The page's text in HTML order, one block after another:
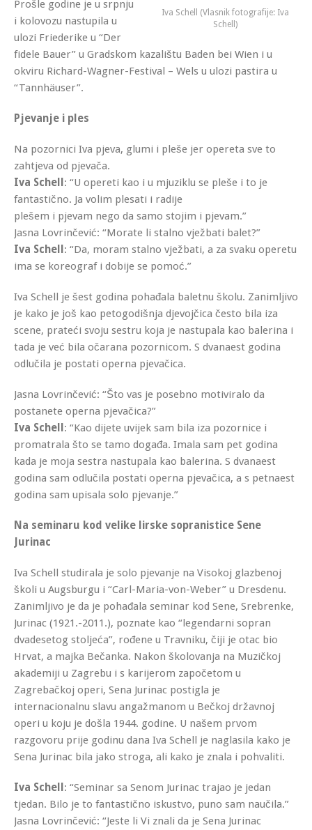
Iva Schell (Vlasnik fotografije: Iva
Schell)
Prošle godine je u srpnju
i kolovozu nastupila u
ulozi Friederike u “Der
fidele Bauer” u Gradskom kazalištu Baden bei Wien i u
okviru Richard-Wagner-Festival – Wels u ulozi pastira u
“Tannhäuser”.
Pjevanje i ples
Na pozornici Iva pjeva, glumi i pleše jer opereta sve to
zahtjeva od pjevača.
Iva Schell : “U opereti kao i u mjuziklu se pleše i to je
fantastično. Ja volim plesati i radije
plešem i pjevam nego da samo stojim i pjevam.”
Jasna Lovrinčević: “Morate li stalno vježbati balet?”
Iva Schell : “Da, moram stalno vježbati, a za svaku operetu
ima se koreograf i dobije se pomoć.”
Iva Schell je šest godina pohađala baletnu školu. Zanimljivo
je kako je još kao petogodišnja djevojčica često bila iza
scene, prateći svoju sestru koja je nastupala kao balerina i
tada je već bila očarana pozornicom. S dvanaest godina
odlučila je postati operna pjevačica.
Jasna Lovrinčević: “Što vas je posebno motiviralo da
postanete operna pjevačica?”
Iva Schell : “Kao dijete uvijek sam bila iza pozornice i
promatrala što se tamo događa. Imala sam pet godina
kada je moja sestra nastupala kao balerina. S dvanaest
godina sam odlučila postati operna pjevačica, a s petnaest
godina sam upisala solo pjevanje.”
Na seminaru kod velike lirske sopranistice Sene
Jurinac
Iva Schell studirala je solo pjevanje na Visokoj glazbenoj
školi u Augsburgu i “Carl-Maria-von-Weber” u Dresdenu.
Zanimljivo je da je pohađala seminar kod Sene, Srebrenke,
Jurinac (1921.-2011.), poznate kao “legendarni sopran
dvadesetog stoljeća”, rođene u Travniku, čiji je otac bio
Hrvat, a majka Bečanka. Nakon školovanja na Muzičkoj
akademiji u Zagrebu i s karijerom započetom u
Zagrebačkoj operi, Sena Jurinac postigla je
internacionalnu slavu angažmanom u Bečkoj državnoj
operi u koju je došla 1944. godine. U našem prvom
razgovoru prije godinu dana Iva Schell je naglasila kako je
Sena Jurinac bila jako stroga, ali kako je znala i pohvaliti.
Iva Schell : “Seminar sa Senom Jurinac trajao je jedan
tjedan. Bilo je to fantastično iskustvo, puno sam naučila.”
Jasna Lovrinčević: “Jeste li Vi znali da je Sena Jurinac